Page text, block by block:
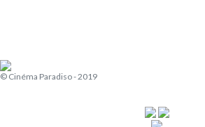
© Cinéma Paradiso - 2019